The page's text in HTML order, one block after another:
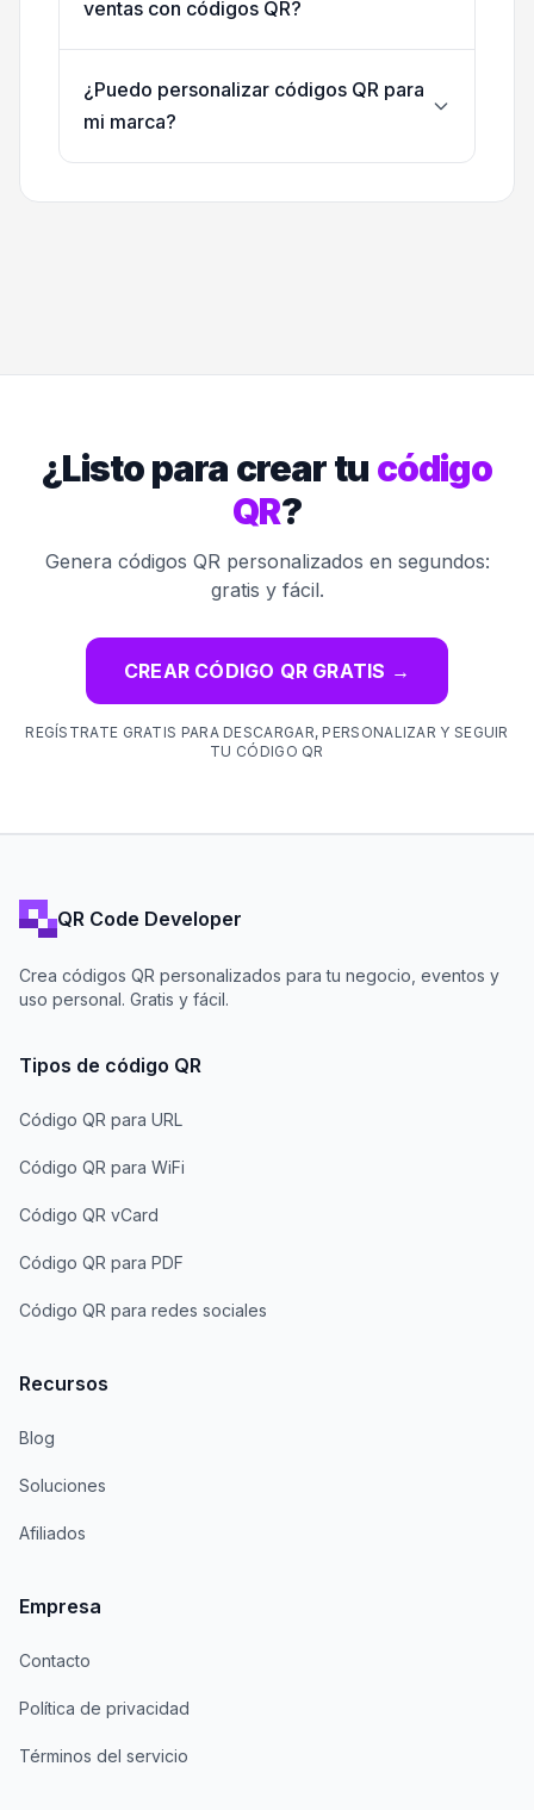
ventas con códigos QR?
¿Puedo personalizar códigos QR para
mi marca?
¿Listo para crear tu código
QR?
Genera códigos QR personalizados en segundos:
gratis y fácil.
CREAR CÓDIGO QR GRATIS →
REGÍSTRATE GRATIS PARA DESCARGAR, PERSONALIZAR Y SEGUIR
TU CÓDIGO QR
QR Code Developer
Crea códigos QR personalizados para tu negocio, eventos y
uso personal. Gratis y fácil.
Tipos de código QR
Código QR para URL
Código QR para WiFi
Código QR vCard
Código QR para PDF
Código QR para redes sociales
Recursos
Blog
Soluciones
Afiliados
Empresa
Contacto
Política de privacidad
Términos del servicio